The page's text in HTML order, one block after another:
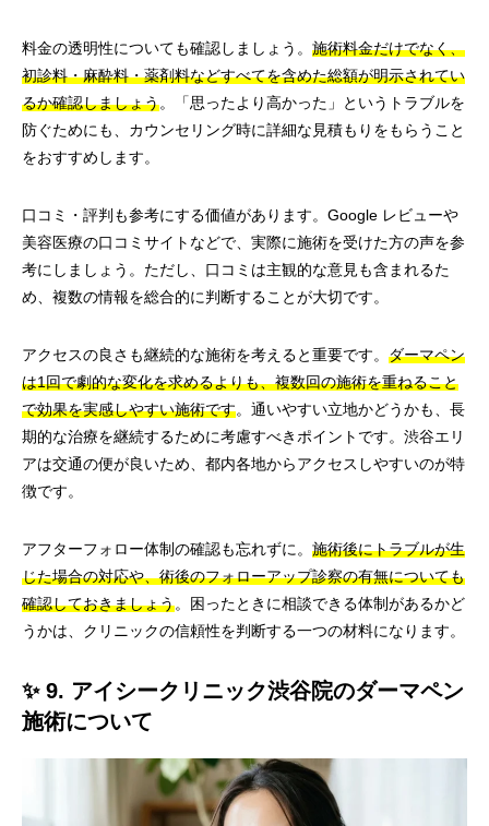
料金の透明性についても確認しましょう。 施術料金だけでなく、
初診料・麻酔料・薬剤料などすべてを含めた総額が明示されてい
るか確認しましょう。「思ったより高かった」というトラブルを
防ぐためにも、カウンセリング時に詳細な見積もりをもらうこと
をおすすめします。
口コミ・評判も参考にする価値があります。Google レビューや
美容医療の口コミサイトなどで、実際に施術を受けた方の声を参
考にしましょう。ただし、口コミは主観的な意見も含まれるた
め、複数の情報を総合的に判断することが大切です。
アクセスの良さも継続的な施術を考えると重要です。 ダーマペン
は1回で劇的な変化を求めるよりも、複数回の施術を重ねること
で効果を実感しやすい施術です。通いやすい立地かどうかも、長
期的な治療を継続するために考慮すべきポイントです。渋谷エリ
アは交通の便が良いため、都内各地からアクセスしやすいのが特
徴です。
アフターフォロー体制の確認も忘れずに。 施術後にトラブルが生
じた場合の対応や、術後のフォローアップ診察の有無についても
確認しておきましょう。困ったときに相談できる体制があるかど
うかは、クリニックの信頼性を判断する一つの材料になります。
✨ 9. アイシークリニック渋谷院のダーマペン
施術について